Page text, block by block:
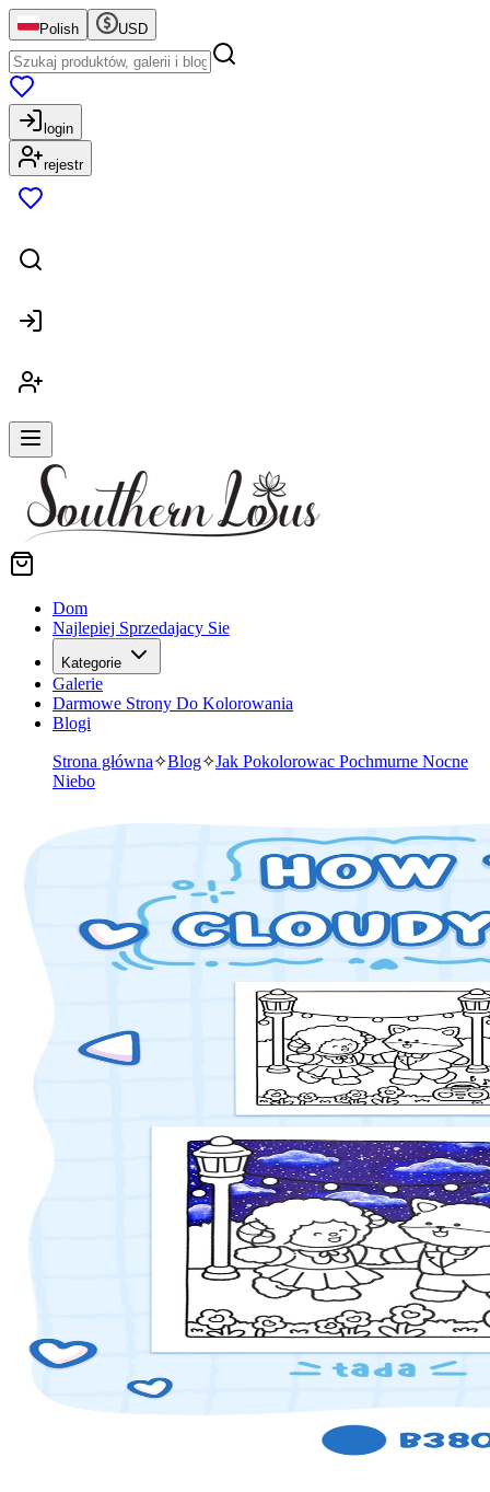
Polish USD
login
rejestr
Dom
Najlepiej Sprzedajacy Sie
Kategorie
Galerie
Darmowe Strony Do Kolorowania
Blogi
Strona główna✧Blog✧Jak Pokolorowac Pochmurne Nocne
Niebo